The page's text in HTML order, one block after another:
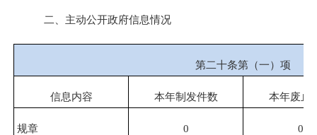
二、主动公开政府信息情况
第二十条第（一）项
信息内容 本年制发件数 本年废止
规章 0 0